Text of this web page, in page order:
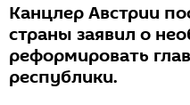
Канцлер Австрии
страны заявил о
реформировать
республики.